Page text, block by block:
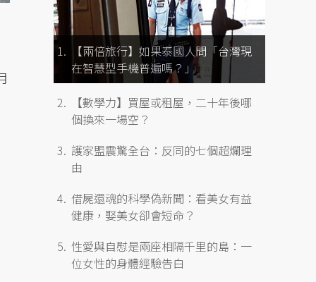
【兩倍旅行】如果泰國人問「台灣現
在智慧型手機普遍嗎？」
【數學力】買屋或租屋，二十年後哪
個換來一場空？
護家盟震驚全台：反同的七個超爛理
由
借屍還魂的科學偽新聞：看美女有益
健康，娶美女卻會短命？
性愛與自慰是兩座相隔千里的島：一
位女性的身體經驗告白